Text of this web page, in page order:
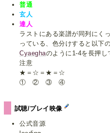
普通
玄人
達人
ラストにある楽譜が同列にく
っている、色分けすると以下
Cyaeghaのように1-4を長押
注意
★＝☆＝★＝☆
① ② ③ ④
試聴/プレイ映像
公式音源